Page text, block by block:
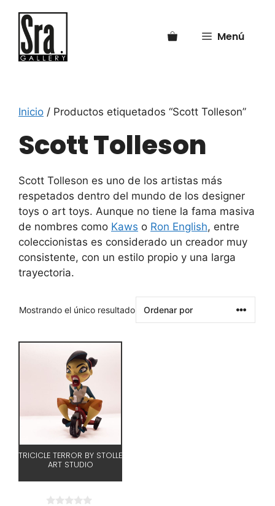
contenido
Menú
Inicio / Productos etiquetados “Scott Tolleson”
Scott Tolleson
Scott Tolleson es uno de los artistas más
respetados dentro del mundo de los designer
toys o art toys. Aunque no tiene la fama masiva
de nombres como Kaws o Ron English, entre
coleccionistas es considerado un creador muy
consistente, con un estilo propio y una larga
trayectoria.
Mostrando el único resultado
TRICICLE TERROR BY STOLLE
ART STUDIO